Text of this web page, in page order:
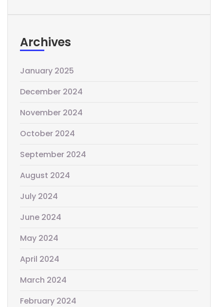
Archives
January 2025
December 2024
November 2024
October 2024
September 2024
August 2024
July 2024
June 2024
May 2024
April 2024
March 2024
February 2024